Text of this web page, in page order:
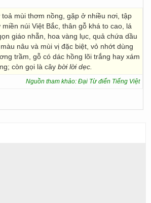
toả mùi thơm nồng, gặp ở nhiều nơi, tập
miền núi Việt Bắc, thân gỗ khá to cao, lá
giáo nhẵn, hoa vàng lục, quả chứa dầu
nâu và mùi vị đặc biệt, vỏ nhớt dùng
trầm, gỗ có dác hồng lõi trắng hay xám
còn gọi là cây bời lời dẹc.
Nguồn tham khảo: Đại Từ điển Tiếng Việt